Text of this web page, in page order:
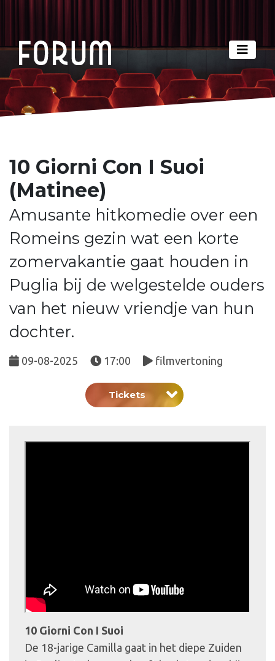
10 Giorni Con I Suoi
(Matinee)
Amusante hitkomedie over een
Romeins gezin wat een korte
zomervakantie gaat houden in
Puglia bij de welgestelde ouders
van het nieuw vriendje van hun
dochter.
09-08-2025 17:00 filmvertoning
Tickets
10 Giorni Con I Suoi
De 18-jarige Camilla gaat in het diepe Zuiden